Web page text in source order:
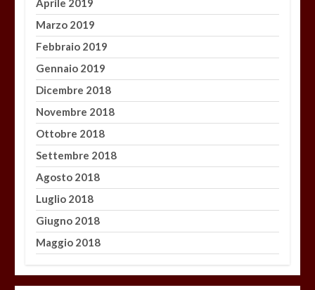
Aprile 2019
Marzo 2019
Febbraio 2019
Gennaio 2019
Dicembre 2018
Novembre 2018
Ottobre 2018
Settembre 2018
Agosto 2018
Luglio 2018
Giugno 2018
Maggio 2018